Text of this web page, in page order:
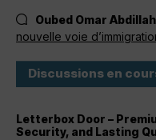
Oubed Omar
nouvelle voie
Discussions en
Letterbox Door –
Security, and Lasting